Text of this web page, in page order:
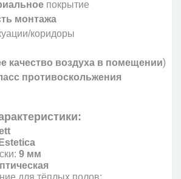
покрытие
монтажа
коридоры
качество воздуха в помещении)
противоскольжения
Estetica
9 мм
для тёплых полов: